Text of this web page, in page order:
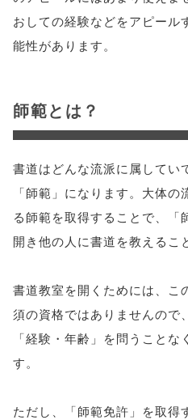
おしての経験などをアピール
能性があります。
師範とは？
書道はどんな流派に属してい
「師範」になります。大体
る師範を取得することで、「
開き他の人に書道を教えるこ
書道教室を開くためには、こ
須の資格ではありませんので
「経験・年齢」を問うこと
す。
ただし、「師範免許」を取得